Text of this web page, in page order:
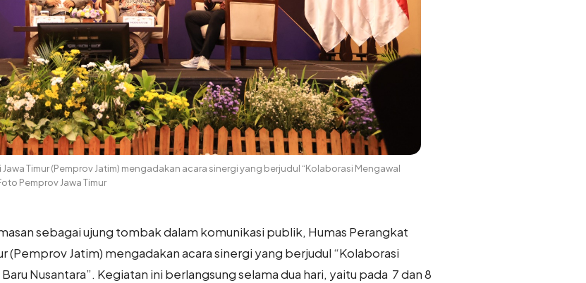
Timur (Pemprov Jatim) mengadakan acara sinergi yang berjudul “Kolaborasi Mengawal
Pemprov Jawa Timur
sebagai ujung tombak dalam komunikasi publik, Humas Perangkat
(Pemprov Jatim) mengadakan acara sinergi yang berjudul “Kolaborasi
Nusantara”. Kegiatan ini berlangsung selama dua hari, yaitu pada 7 dan 8